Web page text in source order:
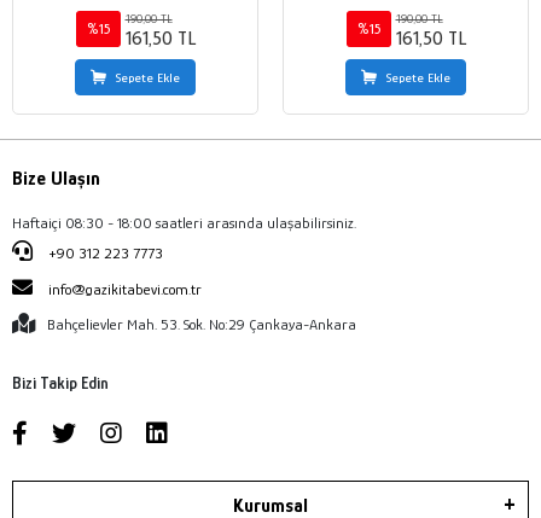
%15
190,00 TL
161,50 TL
Sepete Ekle
%15
190,00 TL
161,50 TL
Sepete Ekle
Bize Ulaşın
Haftaiçi 08:30 - 18:00 saatleri arasında ulaşabilirsiniz.
+90 312 223 7773
info@gazikitabevi.com.tr
Bahçelievler Mah. 53. Sok. No:29 Çankaya-Ankara
Bizi Takip Edin
Kurumsal